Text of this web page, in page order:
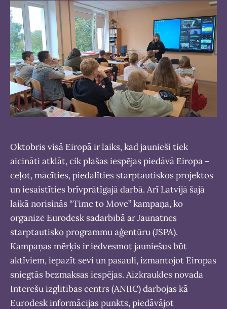
Oktobris visā Eiropā ir laiks, kad jaunieši tiek
aicināti atklāt, cik plašas iespējas piedāvā Eiropa –
ceļot, mācīties, piedalīties starptautiskos projektos
un iesaistīties brīvprātīgajā darbā. Arī Latvijā šajā
laikā norisinās “Time to Move” kampaņa, ko
organizē Eurodesk sadarbībā ar Jaunatnes
starptautisko programmu aģentūru (JSPA).
Kampaņas mērķis ir iedvesmot jauniešus būt
aktīviem, iepazīt sevi un pasauli, izmantojot Eiropas
sniegtās bezmaksas iespējas. Aizkraukles novada
Interešu izglītības centrs (ANIIC) darbojas kā
Eurodesk informācijas punkts, piedāvājot